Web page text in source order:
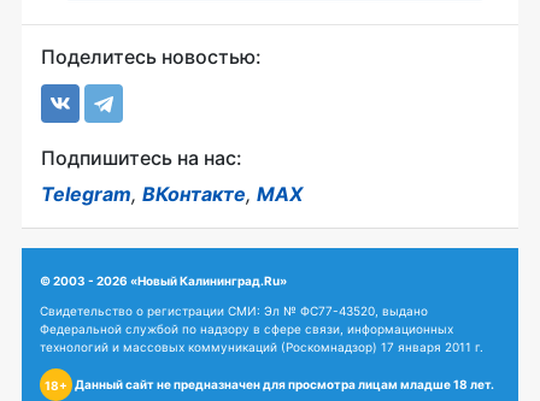
Поделитесь новостью:
Подпишитесь на нас:
Telegram, ВКонтакте, MAX
© 2003 - 2026 «Новый Калининград.Ru»
Свидетельство о регистрации СМИ: Эл № ФС77-43520, выдано
Федеральной службой по надзору в сфере связи, информационных
технологий и массовых коммуникаций (Роскомнадзор) 17 января 2011 г.
18+ Данный сайт не предназначен для просмотра лицам младше 18 лет.